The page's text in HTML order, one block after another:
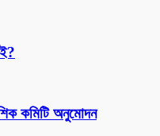
কমিটি অনুমোদন